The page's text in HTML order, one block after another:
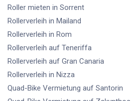
Roller mieten in Sorrent
Rollerverleih in Mailand
Rollerverleih in Rom
Rollerverleih auf Teneriffa
Rollerverleih auf Gran Canaria
Rollerverleih in Nizza
Quad-Bike Vermietung auf Santorin